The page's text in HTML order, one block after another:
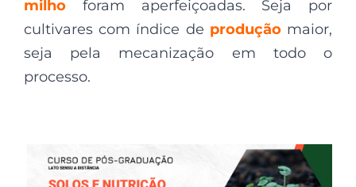
milho
foram aperfeiçoadas. Seja por
cultivares com índice de produção maior,
seja pela mecanização em todo o
processo.